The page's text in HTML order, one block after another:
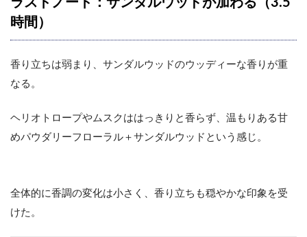
ラストノート：サンダルウッドが加わる（3.5
時間）
香り立ちは弱まり、サンダルウッドのウッディーな香りが重
なる。
ヘリオトロープやムスクははっきりと香らず、温もりある甘
めパウダリーフローラル＋サンダルウッドという感じ。
全体的に香調の変化は小さく、香り立ちも穏やかな印象を受
けた。